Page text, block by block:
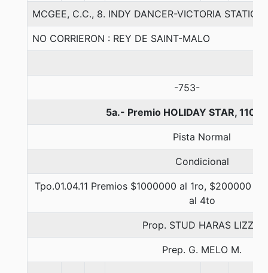
MCGEE, C.C., 8. INDY DANCER-VICTORIA
NO CORRIERON : REY DE SAINT-MALO
-753-
5a.- Premio HOLIDAY STAR, 1100
Pista Normal
Condicional
Tpo.01.04.11 Premios $1000000 al 1ro, $200000
al 4to
Prop. STUD HARAS LIZZIE
Prep. G. MELO M.